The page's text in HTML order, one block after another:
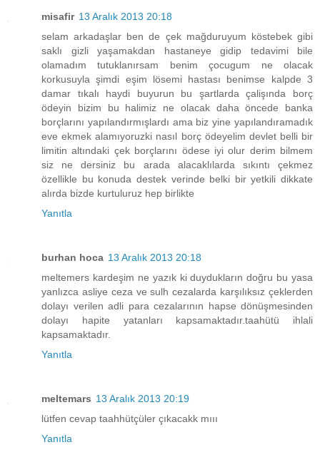
misafir 13 Aralık 2013 20:18
selam arkadaşlar ben de çek mağduruyum köstebek gibi
saklı gizli yaşamakdan hastaneye gidip tedavimi bile
olamadım tutuklanırsam benim çocugum ne olacak
korkusuyla şimdi eşim lösemi hastası benimse kalpde 3
damar tıkalı haydi buyurun bu şartlarda çalişında borç
ödeyin bizim bu halimiz ne olacak daha öncede banka
borçlarını yapılandırmışlardı ama biz yine yapılandıramadık
eve ekmek alamıyoruzki nasıl borç ödeyelim devlet belli bir
limitin altındaki çek borçlarını ödese iyi olur derim bilmem
siz ne dersiniz bu arada alacaklılarda sıkıntı çekmez
özellikle bu konuda destek verinde belki bir yetkili dikkate
alırda bizde kurtuluruz hep birlikte
Yanıtla
burhan hoca 13 Aralık 2013 20:18
meltemers kardeşim ne yazık ki duydukların doğru bu yasa
yanlızca asliye ceza ve sulh cezalarda karşılıksız çeklerden
dolayı verilen adli para cezalarının hapse dönüşmesinden
dolayı hapite yatanları kapsamaktadır.taahütü ihlali
kapsamaktadır.
Yanıtla
meltemars 13 Aralık 2013 20:19
lütfen cevap taahhütçüler çıkacakk mııı
Yanıtla